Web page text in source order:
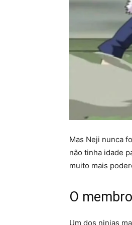
Mas Neji nunca
não tinha idade
muito mais
O
Um dos ninjas